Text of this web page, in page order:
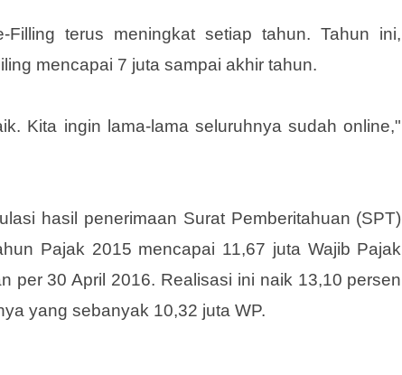
Filling terus meningkat setiap tahun. Tahun ini,
mencapai 7 juta sampai akhir tahun.
Kita ingin lama-lama seluruhnya sudah online,"
hasil penerimaan Surat Pemberitahuan (SPT)
Pajak 2015 mencapai 11,67 juta Wajib Pajak
per 30 April 2016. Realisasi ini naik 13,10 persen
yang sebanyak 10,32 juta WP.